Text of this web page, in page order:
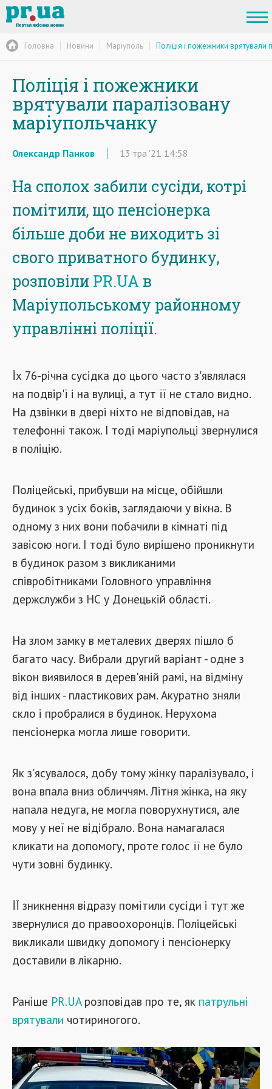
Головна Новини Маріуполь Поліція і пожежники врятували
Поліція і пожежники
врятували паралізовану
маріупольчанку
Олександр Панков 13 тра '21 14:58
На сполох забили сусіди, котрі
помітили, що пенсіонерка
більше доби не виходить зі
свого приватного будинку,
розповіли PR.UA в
Маріупольському районному
управлінні поліції.
Їх 76-річна сусідка до цього часто з'являлася
на подвір'ї і на вулиці, а тут її не стало видно.
На дзвінки в двері ніхто не відповідав, на
телефонні також. І тоді маріупольці звернулися
в поліцію.
Поліцейські, прибувши на місце, обійшли
будинок з усіх боків, заглядаючи у вікна. В
одному з них вони побачили в кімнаті під
завісою ноги. І тоді було вирішено проникнути
в будинок разом з викликаними
співробітниками Головного управління
держслужби з НС у Донецькій області.
На злом замку в металевих дверях пішло б
багато часу. Вибрали другий варіант - одне з
вікон виявилося в дерев'яній рамі, на відміну
від інших - пластикових рам. Акуратно зняли
скло і пробралися в будинок. Нерухома
пенсіонерка могла лише говорити.
Як з'ясувалося, добу тому жінку паралізувало, і
вона впала вниз обличчям. Літня жінка, на яку
напала недуга, не могла поворухнутися, але
мову у неї не відібрало. Вона намагалася
кликати на допомогу, проте голос її не було
чути зовні будинку.
ЇЇ зникнення відразу помітили сусіди і тут же
звернулися до правоохоронців. Поліцейські
викликали швидку допомогу і пенсіонерку
доставили в лікарню.
Раніше PR.UAрозповідав про те, як патрульні
врятували чотириногого.